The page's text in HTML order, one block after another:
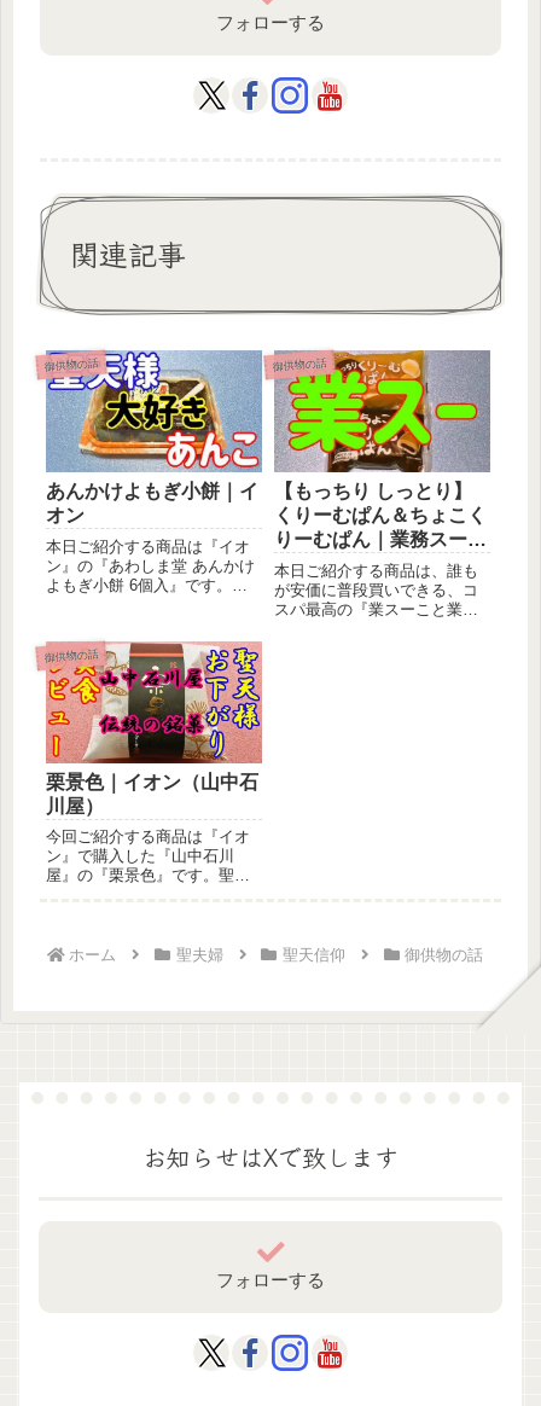
フォローする
関連記事
御供物の話
あんかけよもぎ小餅｜イ
オン
本日ご紹介する商品は『イオ
ン』の『あわしま堂 あんかけ
よもぎ小餅 6個入』です。聖
御供物の話
【もっちり しっとり】
くりーむぱん＆ちょこく
りーむぱん｜業務スーパ
ー
本日ご紹介する商品は、誰も
が安価に普段買いできる、コ
スパ最高の『業スーこと業務
御供物の話
栗景色｜イオン（山中石
川屋）
今回ご紹介する商品は『イオ
ン』で購入した『山中石川
屋』の『栗景色』です。聖天
ホーム 聖夫婦 聖天信仰 御供物の話
お知らせはXで致します
フォローする